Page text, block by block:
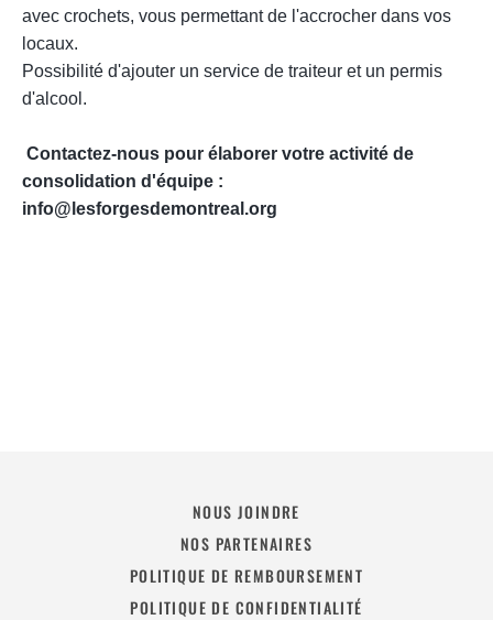
avec crochets, vous permettant de l'accrocher dans vos
locaux.
Possibilité d'ajouter un service de traiteur et un permis
d'alcool.
Contactez-nous pour élaborer votre activité de
consolidation d'équipe :
info@lesforgesdemontreal.org
NOUS JOINDRE
NOS PARTENAIRES
POLITIQUE DE REMBOURSEMENT
POLITIQUE DE CONFIDENTIALITÉ